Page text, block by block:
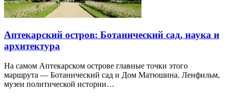
Аптекарский остров: Ботанический сад, наука и
архитектура
На самом Аптекарском острове главные точки этого
маршрута — Ботанический сад и Дом Матюшина. Ленфильм,
музеи политической истории…